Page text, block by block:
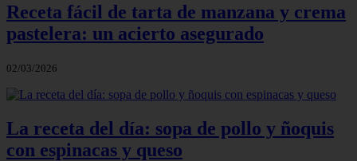
Receta fácil de tarta de manzana y crema
pastelera: un acierto asegurado
02/03/2026
La receta del día: sopa de pollo y ñoquis
con espinacas y queso